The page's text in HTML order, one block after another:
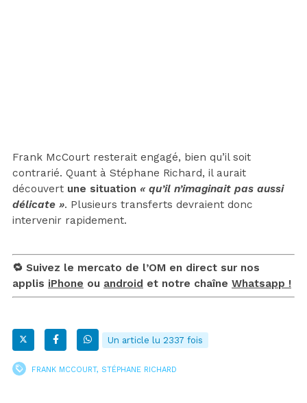
Frank McCourt resterait engagé, bien qu’il soit
contrarié. Quant à Stéphane Richard, il aurait
découvert une situation « qu’il n’imaginait pas aussi
délicate ». Plusieurs transferts devraient donc
intervenir rapidement.
🔁 Suivez le mercato de l’OM en direct sur nos
applis iPhone ou android et notre chaîne Whatsapp !
Un article lu 2337 fois
FRANK MCCOURT, STÉPHANE RICHARD